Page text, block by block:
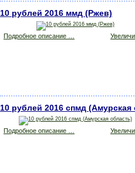
10 рублей 2016 ммд (Ржев)
Подробное описание …
10 рублей 2016 спмд (Амурская
Подробное описание …